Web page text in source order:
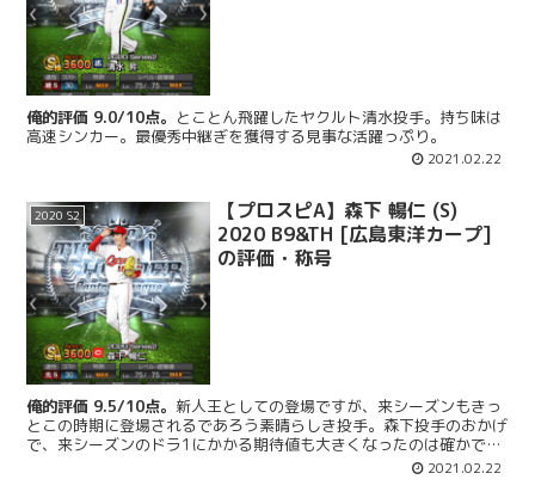
俺的評価 9.0/10点。 とことん飛躍したヤクルト清水投手。持ち味は
高速シンカー。最優秀中継ぎを獲得する見事な活躍っぷり。
2021.02.22
2020 S2
【プロスピA】森下 暢仁 (S)
2020 B9&TH [広島東洋カープ]
の評価・称号
俺的評価 9.5/10点。新人王としての登場ですが、来シーズンもきっ
とこの時期に登場されるであろう素晴らしき投手。森下投手のおかげ
で、来シーズンのドラ1にかかる期待値も大きくなったのは確かであ
2021.02.22